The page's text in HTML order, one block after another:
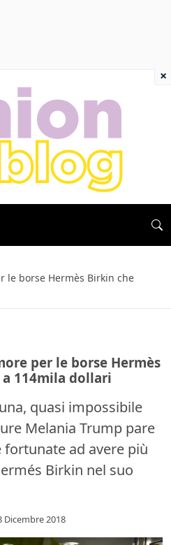
le borse Hermès Birkin che
per le borse Hermès
114mila dollari
quasi impossibile
Melania Trump pare
fortunate ad avere più
Birkin nel suo
Dicembre 2018
×